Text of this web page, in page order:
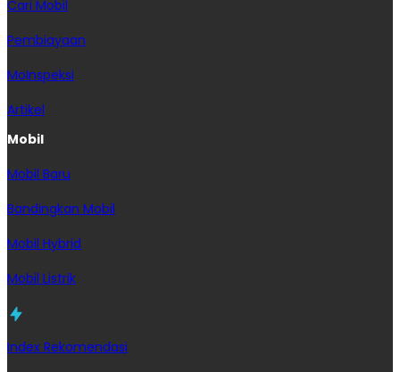
Cari Mobil
Pembiayaan
MoInspeksi
Artikel
Mobil
Mobil Baru
Bandingkan Mobil
Mobil Hybrid
Mobil Listrik
Index Rekomendasi